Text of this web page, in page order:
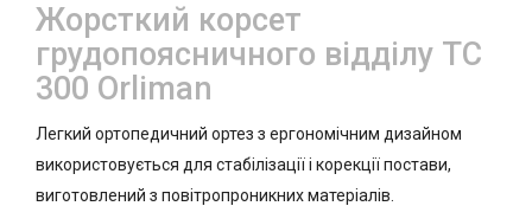
Жорсткий корсет
грудопоясничного відділу TC
300 Orliman
Легкий ортопедичний ортез з ергономічним дизайном
використовується для стабілізації і корекції постави,
виготовлений з повітропроникних матеріалів.